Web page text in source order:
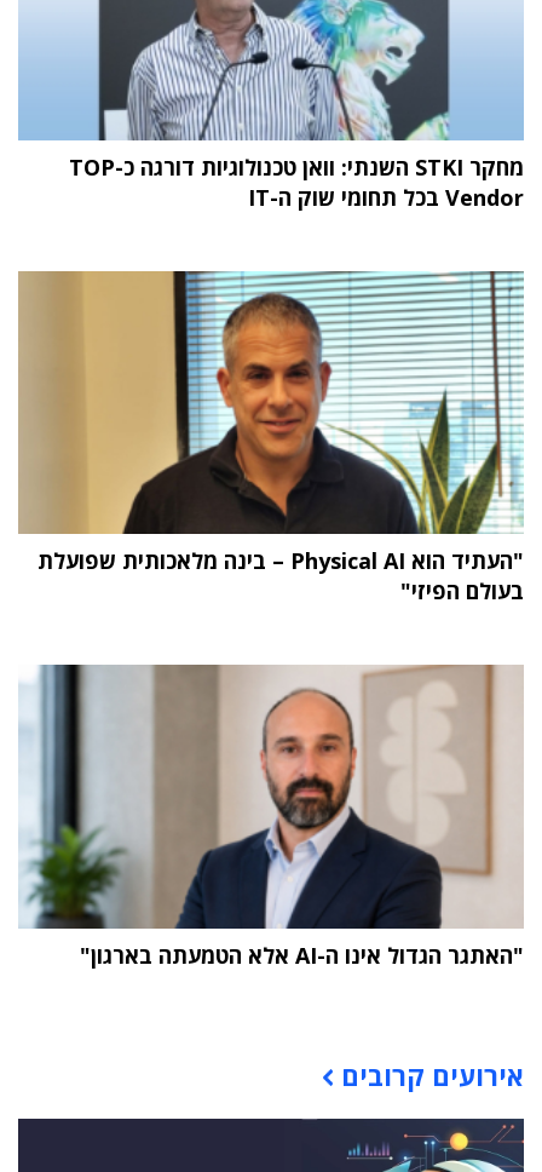
מחקר STKI השנתי: וואן טכנולוגיות דורגה כ-TOP
Vendor בכל תחומי שוק ה-IT
"העתיד הוא Physical AI – בינה מלאכותית שפועלת
בעולם הפיזי"
"האתגר הגדול אינו ה-AI אלא הטמעתה בארגון"
אירועים קרובים